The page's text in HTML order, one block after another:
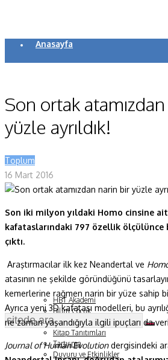
Anasayfa
Dergi Sayıları
Sağlık
Fizik ve Uzay
Teknoyaşam
Fazlası
HBT Akademi
Bilim Çocuk
Soru ve Yanıt
Kitap Tanıtımları
Tartışma
Duyuru ve Etkinlikler
Son ortak
yüzle ayrıldık!
Toplum
16 Mart 2016
Son iki milyon yıldaki Homo cinsine
kafataslarındaki 797 özellik ölçülünce
çıktı.
Araştırmacılar ilk kez Neandertal ve
atasının ne şekilde göründüğünü
kemerlerine rağmen narin bir yüze sahip
Ayrıca yeni 3D kafatası modelleri, bu
ne zaman yaşandığıyla ilgili ipuçları da
Journal of Human Evolutiondergisindeki